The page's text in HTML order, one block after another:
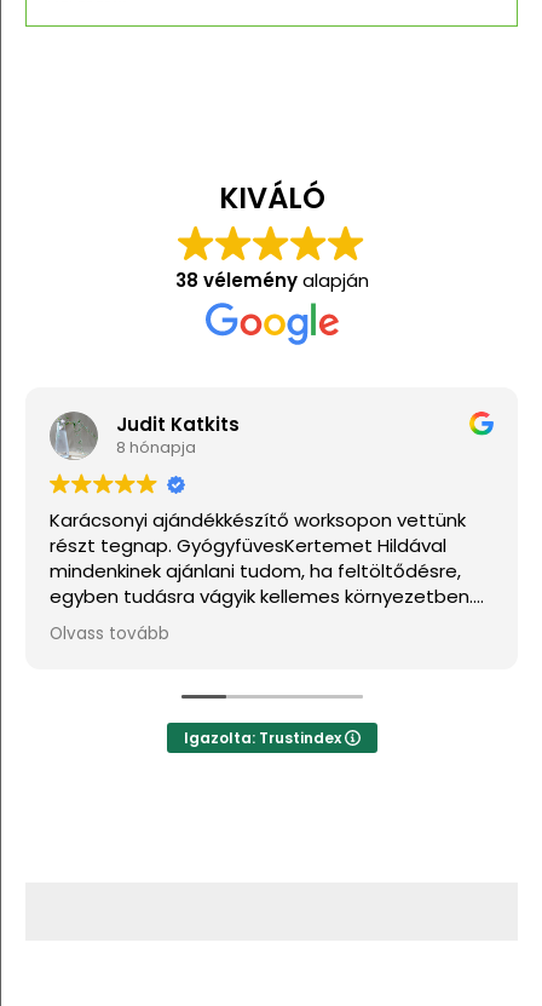
KIVÁLÓ
38 véleményalapján
Judit Katkits
8 hónapja
Karácsonyi ajándékkészítő worksopon vettünk
részt tegnap. GyógyfüvesKertemet Hildával
mindenkinek ajánlani tudom, ha feltöltődésre,
egyben tudásra vágyik kellemes környezetben.
Ha lehetne sokkal több csillagot adni, akkor azt
mind adnám.
Olvass tovább
Igazolta: Trustindex